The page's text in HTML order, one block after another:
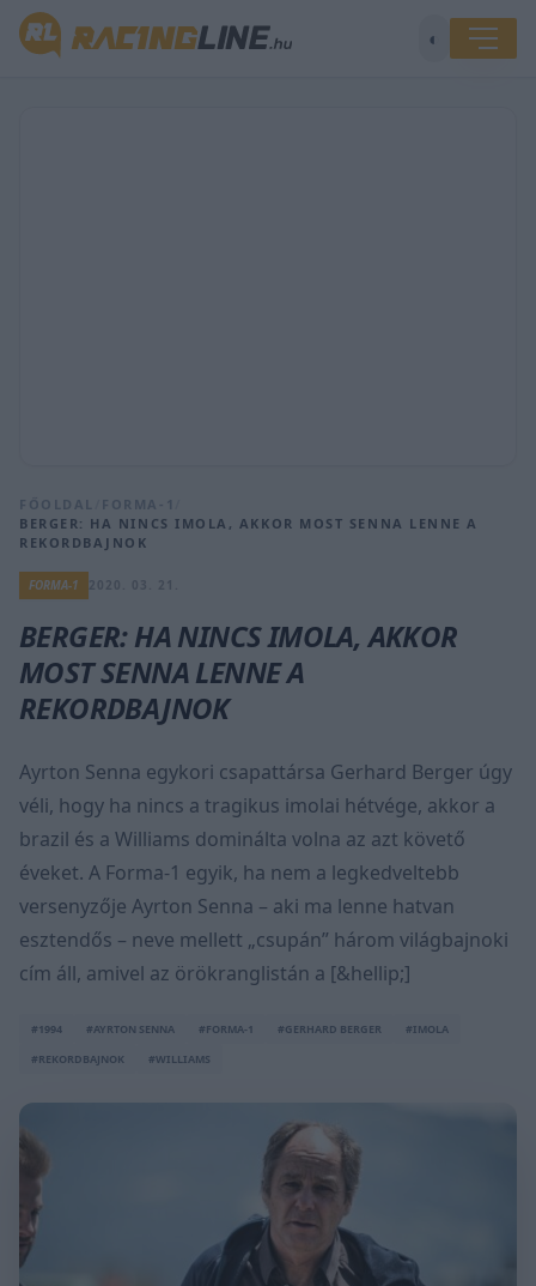
◐
FŐOLDAL FORMA-1
BERGER: HA NINCS IMOLA, AKKOR MOST SENNA LENNE A
REKORDBAJNOK
FORMA-1
BERGER: HA NINCS IMOLA, AKKOR
MOST SENNA LENNE A
REKORDBAJNOK
Ayrton Senna egykori csapattársa Gerhard Berger úgy
véli, hogy ha nincs a tragikus imolai hétvége, akkor a
brazil és a Williams dominálta volna az azt követő
éveket. A Forma-1 egyik, ha nem a legkedveltebb
versenyzője Ayrton Senna – aki ma lenne hatvan
esztendős – neve mellett „csupán” három világbajnoki
cím áll, amivel az örökranglistán a [&hellip;]
#1994 #AYRTON SENNA #FORMA-1 #GERHARD BERGER
#IMOLA
#REKORDBAJNOK
#WILLIAMS